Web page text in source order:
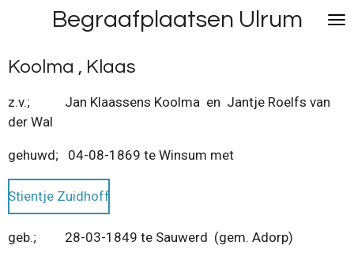
naar
de
hoofdinhoud
Begraafplaatsen Ulrum
Koolma , Klaas
z.v.; Jan Klaassens Koolma en Jantje Roelfs van
der Wal
gehuwd; 04-08-1869 te Winsum met
Stientje Zuidhoff
geb.; 28-03-1849 te Sauwerd (gem. Adorp)